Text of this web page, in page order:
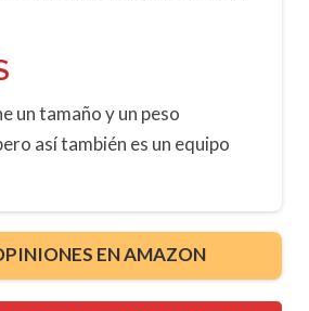
un tamaño y un peso
así también es un equipo
EN AMAZON